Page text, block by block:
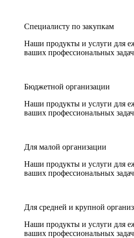
Специалисту по закупкам
Наши продукты и услуги для
ваших профессиональных
Бюджетной организации
Наши продукты и услуги для
ваших профессиональных
Для малой организации
Наши продукты и услуги для
ваших профессиональных
Для средней и крупной
Наши продукты и услуги для
ваших профессиональных